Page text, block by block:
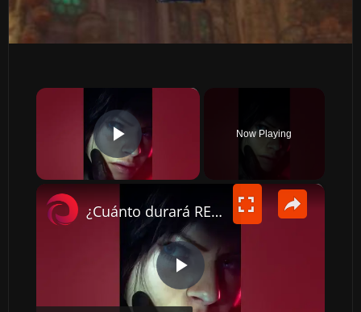
×
PLAY VIDEO
Now Playing
×
P
¿Cuánto durará RESIDENT EVIL VERONICA? #shorts #residentevil #residentevilveronica